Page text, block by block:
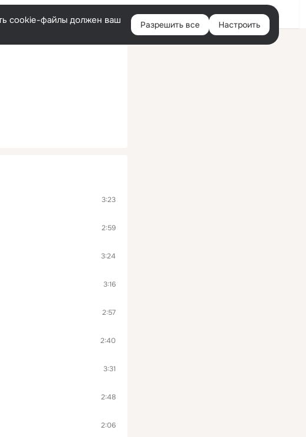
Войти
cookie-файлы должен ваш
Разрешить все Настроить
3:23
2:59
3:24
3:16
2:57
2:40
3:31
2:48
2:06